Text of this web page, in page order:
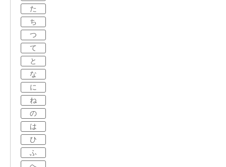
た
ち
つ
て
と
な
に
ね
の
は
ひ
ふ
へ